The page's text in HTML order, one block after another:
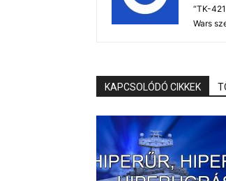
“TK-
Wars
KAPCSOLÓDÓ CIKKEK